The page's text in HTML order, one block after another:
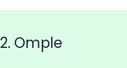
2. Omple